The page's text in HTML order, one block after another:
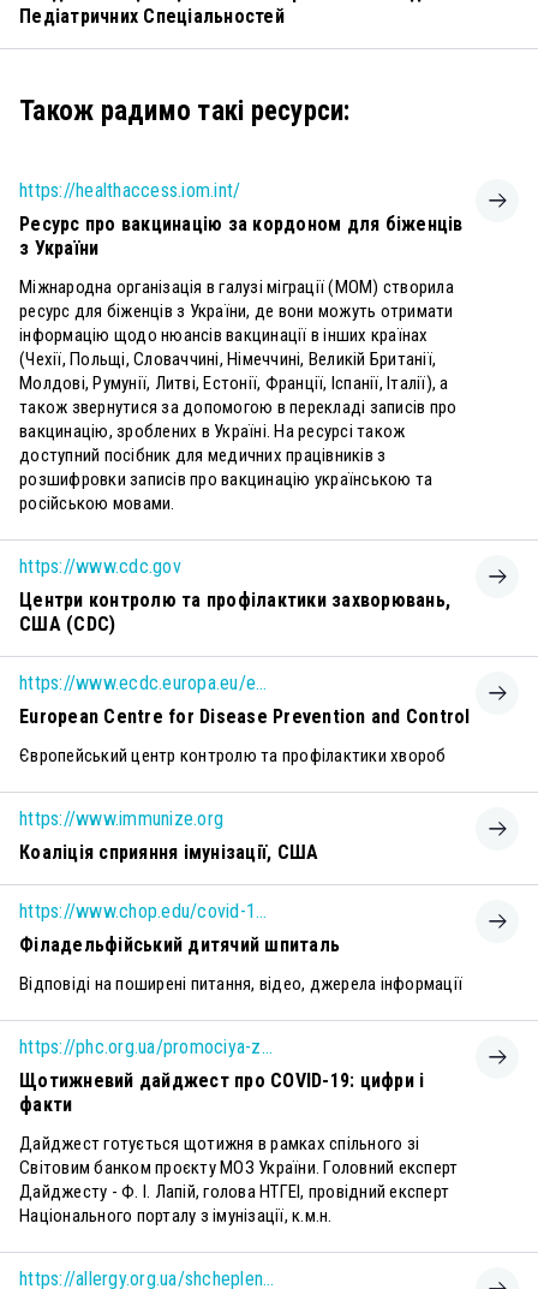
Педіатричних Спеціальностей
Також радимо такі ресурси:
https://healthaccess.iom.int/
Ресурс про вакцинацію за кордоном для біженців
з України
Міжнародна організація в галузі міграції (МОМ) створила
ресурс для біженців з України, де вони можуть отримати
інформацію щодо нюансів вакцинації в інших країнах
(Чехії, Польщі, Словаччині, Німеччині, Великій Британії,
Молдові, Румунії, Литві, Естонії, Франції, Іспанії, Італії), а
також звернутися за допомогою в перекладі записів про
вакцинацію, зроблених в Україні. На ресурсі також
доступний посібник для медичних працівників з
розшифровки записів про вакцинацію українською та
російською мовами.
https://www.cdc.gov
Центри контролю та профілактики захворювань,
США (CDC)
https://www.ecdc.europa.eu/en/immunisation-and-vaccines
European Centre for Disease Prevention and Control
Європейський центр контролю та профілактики хвороб
https://www.immunize.org
Коаліція сприяння імунізації, США
https://www.chop.edu/covid-19-vaccine-program
Філадельфійський дитячий шпиталь
Відповіді на поширені питання, відео, джерела інформації
https://phc.org.ua/promociya-zdorovya/daydzhest-pro-covid-19-cifri-i-fakti
Щотижневий дайджест про COVID-19: цифри і
факти
Дайджест готується щотижня в рамках спільного зі
Світовим банком проєкту МОЗ України. Головний експерт
Дайджесту - Ф. І. Лапій, голова НТГЕІ, провідний експерт
Національного порталу з імунізації, к.м.н.
https://allergy.org.ua/shcheplennia-pry-alerhii/